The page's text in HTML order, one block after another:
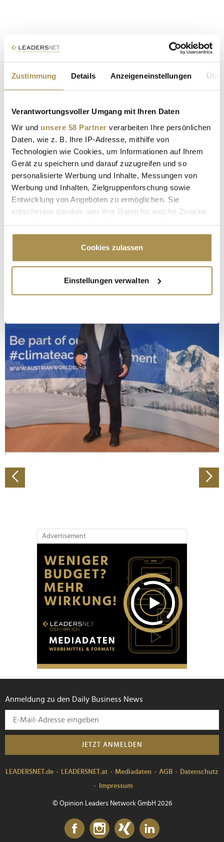
Zustimmung Details Anzeigeneinstellungen
Verantwortungsvoller Umgang mit Ihren Daten
Wir und unsere 58 Partner verarbeiten Ihre persönlichen
Daten, wie z. B. Ihre IP-Adresse, mithilfe von
Technologien wie Cookies, um Informationen auf Ihrem
Gerät zu speichern und darauf zuzugreifen und so
personalisierte Werbung und Inhalte, Messungen von
Werbung und Inhalten, Zielgruppenforschung sowie
Entwicklung von Angeboten zu ermöglichen. Sie
entscheiden darüber, wer Ihre Daten für welche Zwecke
Cookie-Erklärung oder durch Klicken auf das Privacy
Trigger Symbol ändern oder widerrufen
Informationen über Ihre geografische Lage
erfassen, welche bis auf einige Meter genau sein
bestimmten Merkmalen (Fingerprinting) identifizieren
Erfahren Sie mehr darüber, wie Ihre persönlichen Daten
verarbeitet werden, und legen Sie Ihre Präferenzen im
Abschnitt Einzelheiten
Wir verwenden Cookies, um Inhalte und Anzeigen zu
personalisieren, Funktionen für soziale Medien anbieten
zu können und die Zugriffe auf unsere Website zu
analysieren. Außerdem geben wir Informationen zu Ihrer
Verwendung unserer Website an unsere Partner für
soziale Medien, Werbung und Analysen weiter. Unsere
Partner führen diese Informationen möglicherweise mit
weiteren Daten zusammen, die Sie ihnen bereitgestellt
Cookies zulassen
Einstellungen verwalten
Advertisement
Anmeldung zu den Daily Business News
JETZT ANMELDEN
LEADERSNET.de LEADERSNET.at Mediadaten AGB
Datenschutz
Impressum
© Opinion Leaders Network GmbH 2026